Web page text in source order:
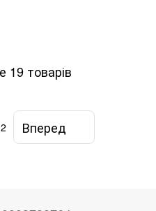
19 товарів
Вперед